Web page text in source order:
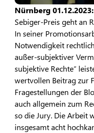
Nürnberg 01.12.2023:
Sebiger-Preis geht an
In seiner
Notwendigkeit
außer-subjektiver
subjektive Rechte“
wertvollen Beitrag zur
Fragestellungen der
auch allgemein zum
so die Jury. Die Arbeit
insgesamt acht